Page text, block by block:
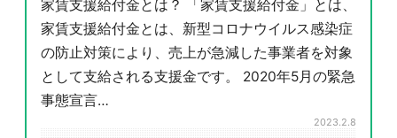
家賃支援給付金とは？ 「家賃支援給付金」とは、
家賃支援給付金とは、新型コロナウイルス感染症
の防止対策により、売上が急減した事業者を対象
として支給される支援金です。 2020年5月の緊急
事態宣言…
2023.2.8